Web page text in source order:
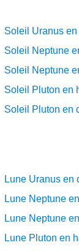
Soleil Uranus
Soleil Neptune
Soleil Neptune
Soleil Pluton en
Soleil Pluton en
Lune Uranus en
Lune Neptune
Lune Neptune
Lune Pluton en